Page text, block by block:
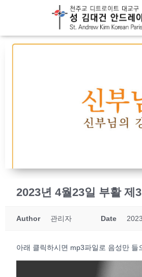
2023년 4월23일 부활 제
Author 관리자 Date
아래 클릭하시면 mp3파일로 음성만